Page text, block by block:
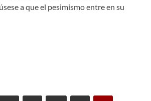
a que el pesimismo entre en su